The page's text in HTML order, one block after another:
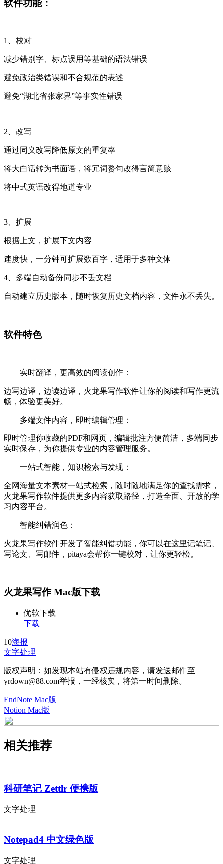
软件功能：
1、校对
减少错别字、标点误用等基础的语法错误
避免政治类错误和不合规范的表述
避免“湖北省张家界”等事实性错误
2、改写
通过同义改写降低原文的重复率
将大白话转为书面语，将冗词赘句改得言简意赅
将中式英语改得地道专业
3、扩展
根据上文，扩展下文内容
速度快，一分钟可扩展数百字，适用于多种文体
4、多端自动备份同步不丢文档
自动建立历史版本，随时恢复历史文档内容，文件永不丢失。
软件特色
实时翻译，更高效的阅读创作：
边写边译，边读边译，火龙果写作软件让你的阅读和写作更流
畅，体验更美好。
多端文件内容，即时编辑管理：
即时管理你收藏的PDF和网页，编辑批注方便简洁，多端同步
实时保存，为你提供专业的内容管理服务。
一站式智能，知识检索与发现：
全网海量文本素材一站式检索，随时随地满足你的查找需求，
火龙果写作软件提供更多内容获取路径，打造全面、开放的学
习内容平台。
智能纠错润色：
火龙果写作软件开发了智能纠错功能，你可以在这里记笔记、
写论文、写邮件，pitaya会帮你一键校对，让你更轻松。
火龙果写作 Mac版下载
优软下载
下载
10海报
文字处理
版权声明：如发现本站有侵权违规内容，请发送邮件至
yrdown@88.com举报，一经核实，将第一时间删除。
EndNote Mac版
Notion Mac版
相关推荐
科研笔记 Zettlr 便携版
文字处理
Notepad4 中文绿色版
文字处理